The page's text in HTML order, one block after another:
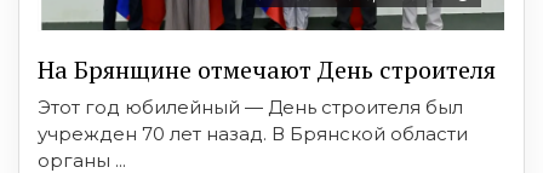
На Брянщине отмечают День строителя
Этот год юбилейный — День строителя был
учрежден 70 лет назад. В Брянской области
органы ...